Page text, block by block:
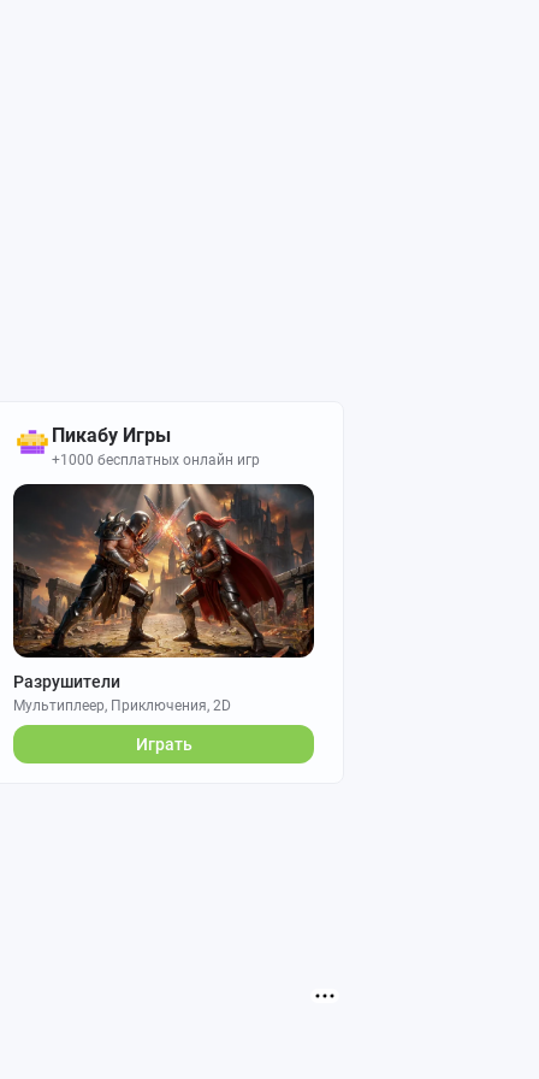
Пикабу Игры
+1000 бесплатных онлайн игр
Разрушители
Мультиплеер, Приключения, 2D
Играть